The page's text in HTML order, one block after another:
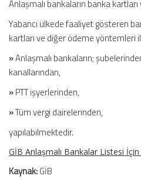
Anlaşmalı bankaların banka
Yabancı ülkede faaliyet gösteren
kartları ve diğer ödeme yöntemleri
»Anlaşmalı bankaların;
kanallarından,
»PTT işyerlerinden,
»Tüm vergi dairelerinden,
yapılabilmektedir.
GİB Anlaşmalı Bankalar Listesi İçin
Kaynak:GİB